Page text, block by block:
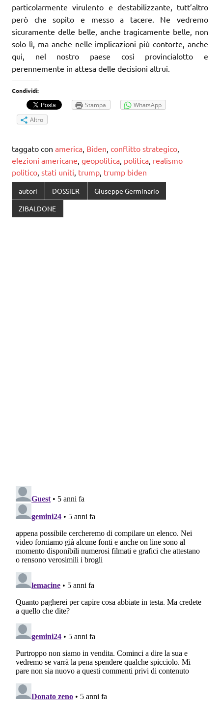
particolarmente virulento e destabilizzante, tutt’altro
però che sopito e messo a tacere. Ne vedremo
sicuramente delle belle, anche tragicamente belle, non
solo lì, ma anche nelle implicazioni più contorte, anche
qui, nel nostro paese così provincialotto e
perennemente in attesa delle decisioni altrui.
Condividi:
Stampa
WhatsApp
Altro
taggato con america, Biden, conflitto strategico,
elezioni americane, geopolitica, politica, realismo
politico, stati uniti, trump, trump biden
autori DOSSIER Giuseppe Germinario
ZIBALDONE